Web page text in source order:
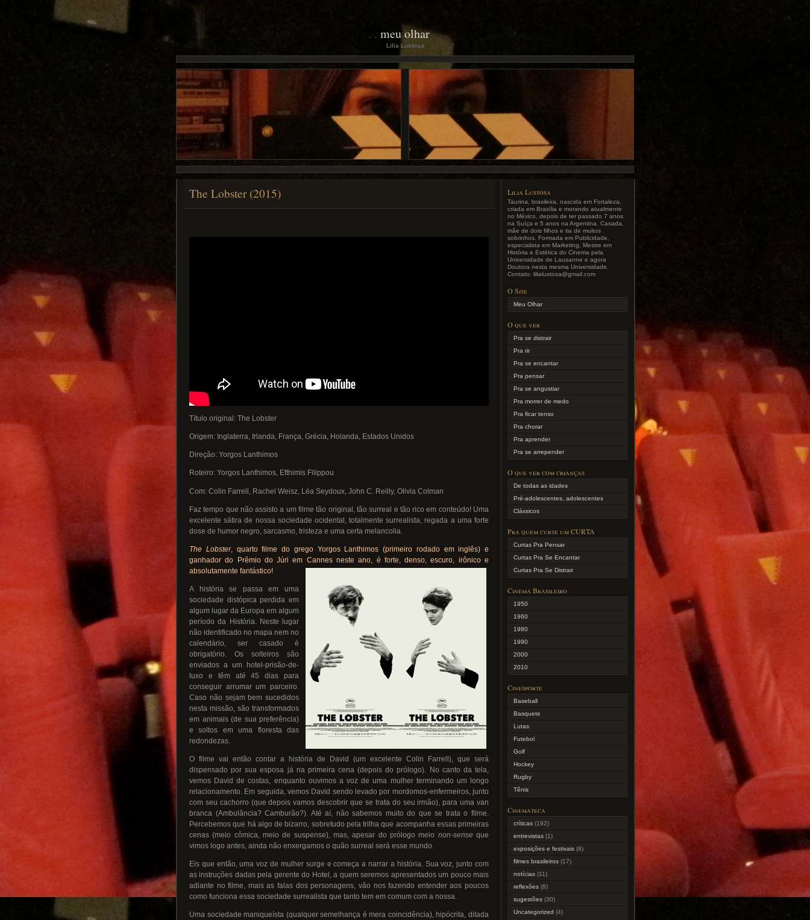
meu olhar
Lilia Lustosa
The Lobster (2015)
Título original: The Lobster
Origem: Inglaterra, Irlanda, França, Grécia, Holanda, Estados Unidos
Direção: Yorgos Lanthimos
Roteiro: Yorgos Lanthimos, Efthimis Filippou
Com: Colin Farrell, Rachel Weisz, Léa Seydoux, John C. Reilly, Olivia Colman
Faz tempo que não assisto a um filme tão original, tão surreal e tão rico em conteúdo! Uma
excelente sátira de nossa sociedade ocidental, totalmente surrealista, regada a uma forte
dose de humor negro, sarcasmo, tristeza e uma certa melancolia.
The Lobster, quarto filme do grego Yorgos Lanthimos (primeiro rodado em inglês) e
ganhador do Prêmio do Júri em Cannes neste ano, é forte, denso, escuro, irônico e
absolutamente fantástico!
A história se passa em uma
sociedade distópica perdida em
algum lugar da Europa em algum
período da História. Neste lugar
não identificado no mapa nem no
calendário, ser casado é
obrigatório. Os solteiros são
enviados a um hotel-prisão-de-
luxo e têm até 45 dias para
conseguir arrumar um parceiro.
Caso não sejam bem sucedidos
nesta missão, são transformados
em animais (de sua preferência)
e soltos em uma floresta das
redondezas.
O filme vai então contar a história de David (um excelente Colin Farrell), que será
dispensado por sua esposa já na primeira cena (depois do prólogo). No canto da tela,
vemos David de costas, enquanto ouvimos a voz de uma mulher terminando um longo
relacionamento. Em seguida, vemos David sendo levado por mordomos-enfermeiros, junto
com seu cachorro (que depois vamos descobrir que se trata do seu irmão), para uma van
branca (Ambulância? Camburão?). Até aí, não sabemos muito do que se trata o filme.
Percebemos que há algo de bizarro, sobretudo pela trilha que acompanha essas primeiras
cenas (meio cômica, meio de suspense), mas, apesar do prólogo meio non-senseque
vimos logo antes, ainda não enxergamos o quão surreal será esse mundo.
Eis que então, uma voz de mulher surge e começa a narrar a história. Sua voz, junto com
as instruções dadas pela gerente do Hotel, a quem seremos apresentados um pouco mais
adiante no filme, mais as falas dos personagens, vão nos fazendo entender aos poucos
como funciona essa sociedade surrealista que tanto tem em comum com a nossa.
Uma sociedade maniqueísta (qualquer semelhança é mera coincidência), hipócrita, ditada
Lilia Lustosa
Taurina, brasileira, nascida em Fortaleza,
criada em Brasília e morando atualmente
no México, depois de ter passado 7 anos
na Suíça e 5 anos na Argentina. Casada,
mãe de dois filhos e tia de muitos
sobrinhos. Formada em Publicidade,
especialista em Marketing, Mestre em
História e Estética do Cinema pela
Universidade de Lausanne e agora
Doutora nesta mesma Universidade.
Contato: lilialustosa@gmail.com
O Site
Meu Olhar
O que ver
Pra se distrair
Pra rir
Pra se encantar
Pra pensar
Pra se angustiar
Pra morrer de medo
Pra ficar tenso
Pra chorar
Pra aprender
Pra se arrepender
O que ver com crianças
De todas as idades
Pré-adolescentes, adolescentes
Clássicos
Pra quem curte um CURTA
Curtas Pra Pensar
Curtas Pra Se Encantar
Curtas Pra Se Distrair
Cinema Brasileiro
1950
1960
1980
1990
2000
2010
Cinesporte
Baseball
Basquete
Lutas
Futebol
Golf
Hockey
Rugby
Tênis
Cinemateca
críticas (192)
entrevistas (1)
exposições e festivais (8)
filmes brasileiros (17)
notícias (11)
reflexões (8)
sugestões (30)
Uncategorized (4)